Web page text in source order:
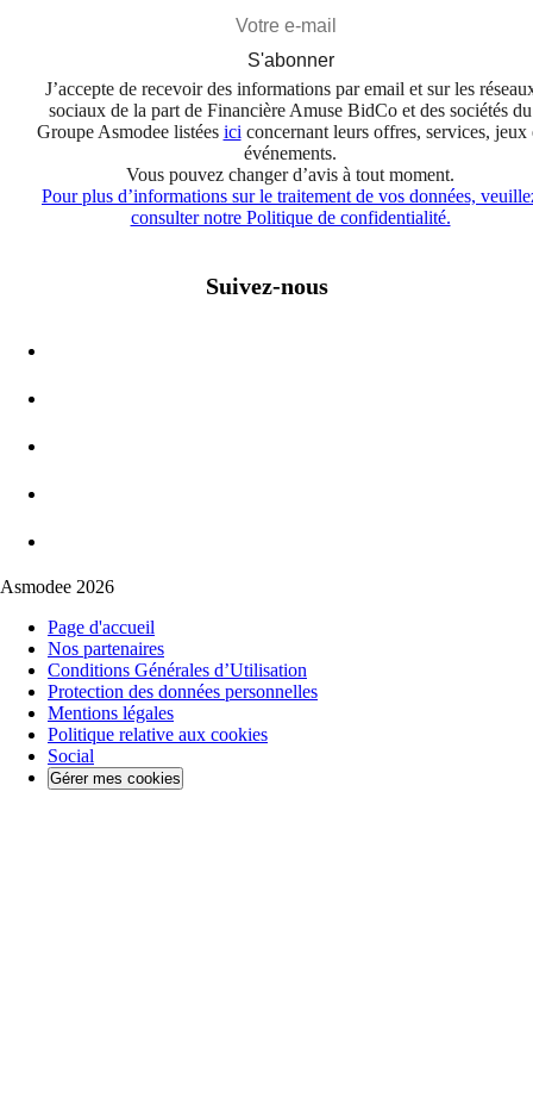
S'abonner
J’accepte de recevoir des informations par email et sur les
sociaux de la part de Financière Amuse BidCo et des sociétés du
Groupe Asmodee listées ici concernant leurs offres, services, jeux
événements.
Vous pouvez changer d’avis à tout moment.
Pour plus d’informations sur le traitement de vos données,
consulter notre Politique de confidentialité.
Suivez-nous
Asmodee 2026
Page d'accueil
Nos partenaires
Conditions Générales d’Utilisation
Protection des données personnelles
Mentions légales
Politique relative aux cookies
Social
Gérer mes cookies